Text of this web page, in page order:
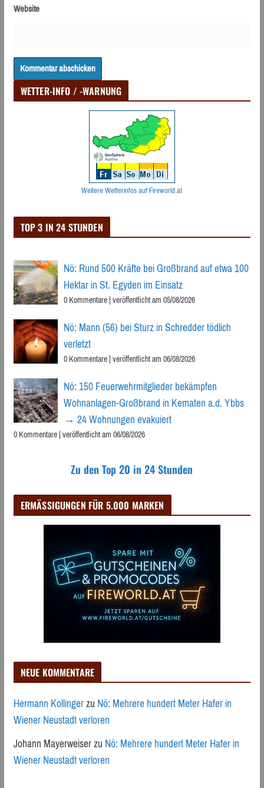
Website
WETTER-INFO / -WARNUNG
Weitere Wetterinfos auf Fireworld.at
TOP 3 IN 24 STUNDEN
Nö: Rund 500 Kräfte bei Großbrand auf etwa 100
Hektar in St. Egyden im Einsatz
0 Kommentare|veröffentlicht am 05/08/2026
Nö: Mann (56) bei Sturz in Schredder tödlich
verletzt
0 Kommentare|veröffentlicht am 06/08/2026
Nö: 150 Feuerwehrmitglieder bekämpfen
Wohnanlagen-Großbrand in Kematen a.d. Ybbs
→ 24 Wohnungen evakuiert
0 Kommentare|veröffentlicht am 06/08/2026
Zu den Top 20 in 24 Stunden
ERMÄSSIGUNGEN FÜR 5.000 MARKEN
NEUE KOMMENTARE
Hermann KollingerzuNö: Mehrere hundert Meter Hafer in
Wiener Neustadt verloren
Johann MayerweiserzuNö: Mehrere hundert Meter Hafer in
Wiener Neustadt verloren